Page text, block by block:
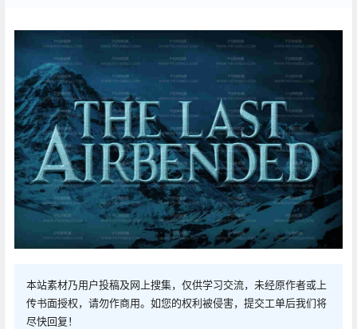
本站素材乃用户投稿及网上搜集，仅供学习交流，未经原作者或上
传书面授权，请勿作商用。如您的权利被侵害，提交工单后我们将
尽快回复！